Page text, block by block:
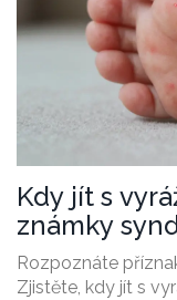
Kdy jít s
známky
Rozpoznáte
Zjistěte, kdy jít s